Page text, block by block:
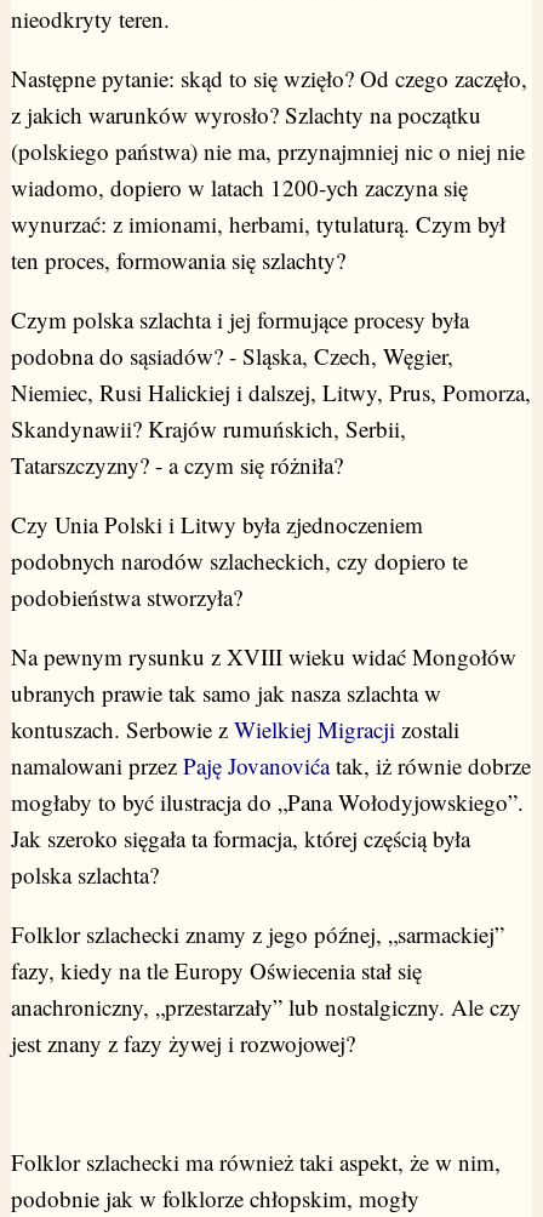
nieodkryty teren.
Następne pytanie: skąd to się wzięło? Od czego zaczęło,
z jakich warunków wyrosło? Szlachty na początku
(polskiego państwa) nie ma, przynajmniej nic o niej nie
wiadomo, dopiero w latach 1200-ych zaczyna się
wynurzać: z imionami, herbami, tytulaturą. Czym był
ten proces, formowania się szlachty?
Czym polska szlachta i jej formujące procesy była
podobna do sąsiadów? - Sląska, Czech, Węgier,
Niemiec, Rusi Halickiej i dalszej, Litwy, Prus, Pomorza,
Skandynawii? Krajów rumuńskich, Serbii,
Tatarszczyzny? - a czym się różniła?
Czy Unia Polski i Litwy była zjednoczeniem
podobnych narodów szlacheckich, czy dopiero te
podobieństwa stworzyła?
Na pewnym rysunku z XVIII wieku widać Mongołów
ubranych prawie tak samo jak nasza szlachta w
kontuszach. Serbowie z Wielkiej Migracjizostali
namalowani przez Paję Jovanovićatak, iż równie dobrze
mogłaby to być ilustracja do „Pana Wołodyjowskiego”.
Jak szeroko sięgała ta formacja, której częścią była
polska szlachta?
Folklor szlachecki znamy z jego późnej, „sarmackiej”
fazy, kiedy na tle Europy Oświecenia stał się
anachroniczny, „przestarzały” lub nostalgiczny. Ale czy
jest znany z fazy żywej i rozwojowej?
Folklor szlachecki ma również taki aspekt, że w nim,
podobnie jak w folklorze chłopskim, mogły